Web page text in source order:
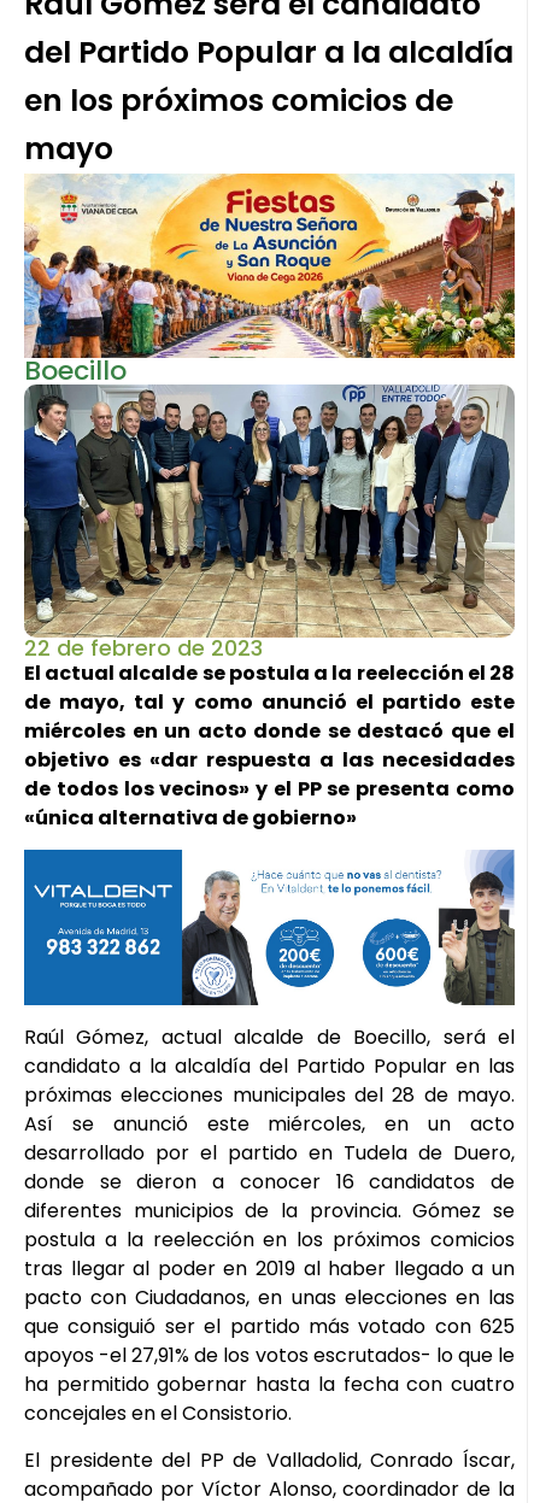
del Partido Popular a la alcaldía
en los próximos comicios de
mayo
Boecillo
22 de febrero de 2023
El actual alcalde se postula a la reelección el 28
de mayo, tal y como anunció el partido este
miércoles en un acto donde se destacó que el
objetivo es «dar respuesta a las necesidades
de todos los vecinos» y el PP se presenta como
«única alternativa de gobierno»
Raúl Gómez, actual alcalde de Boecillo, será el
candidato a la alcaldía del Partido Popular en las
próximas elecciones municipales del 28 de mayo.
Así se anunció este miércoles, en un acto
desarrollado por el partido en Tudela de Duero,
donde se dieron a conocer 16 candidatos de
diferentes municipios de la provincia. Gómez se
postula a la reelección en los próximos comicios
tras llegar al poder en 2019 al haber llegado a un
pacto con Ciudadanos, en unas elecciones en las
que consiguió ser el partido más votado con 625
apoyos -el 27,91% de los votos escrutados- lo que le
ha permitido gobernar hasta la fecha con cuatro
concejales en el Consistorio.
El presidente del PP de Valladolid, Conrado Íscar,
acompañado por Víctor Alonso, coordinador de la